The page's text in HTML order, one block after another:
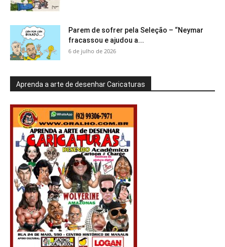
Parem de sofrer pela Seleção – “Neymar
fracassou e ajudou a...
6 de julho de 2026
Aprenda a arte de desenhar Caricaturas